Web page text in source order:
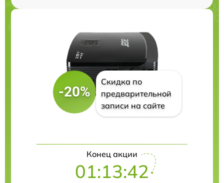
-20%
Скидка по
предварительной
записи на сайте
Конец акции
01:13:41